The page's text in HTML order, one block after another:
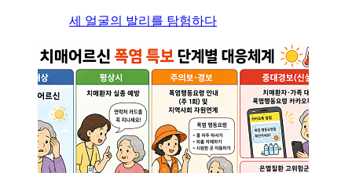
세 얼굴의 발리를 탐험하다